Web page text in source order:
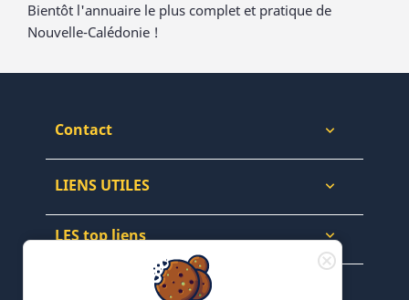
Bientôt l'annuaire le plus complet et pratique de
Nouvelle-Calédonie !
Contact 
LIENS UTILES 
LES top liens 
NEWSLETTERS & WEB